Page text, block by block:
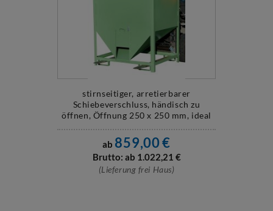
stirnseitiger, arretierbarer
Schiebeverschluss, händisch zu
öffnen, Öffnung 250 x 250 mm, ideal
ab 859,00€
Brutto: ab 1.022,21 €
(Lieferung frei Haus)